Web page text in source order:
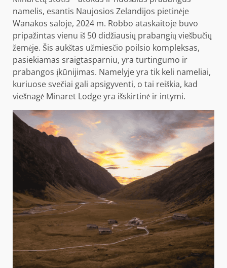
namelis, esantis Naujosios Zelandijos pietinėje
Wanakos saloje, 2024 m. Robbo ataskaitoje buvo
pripažintas vienu iš 50 didžiausių prabangių viešbučių
žemėje. Šis aukštas užmiesčio poilsio kompleksas,
pasiekiamas sraigtasparniu, yra turtingumo ir
prabangos įkūnijimas. Namelyje yra tik keli nameliai,
kuriuose svečiai gali apsigyventi, o tai reiškia, kad
viešnagė Minaret Lodge yra išskirtinė ir intymi.